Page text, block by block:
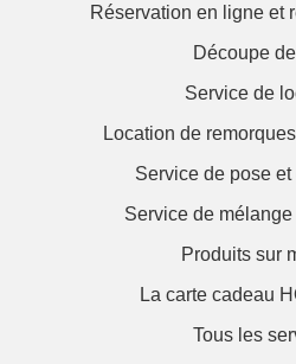
Réservation en ligne et
Découpe
Service de
Location de
Service de pose
Service de
Produits sur
La carte cadeau
Tous les